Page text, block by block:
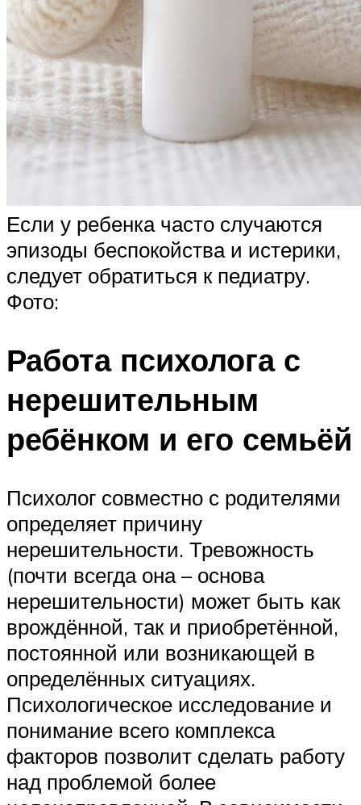
Если у ребенка часто случаются
эпизоды беспокойства и истерики,
следует обратиться к педиатру.
Фото:
Работа психолога с
нерешительным
ребёнком и его семьёй
Психолог совместно с родителями
определяет причину
нерешительности. Тревожность
(почти всегда она – основа
нерешительности) может быть как
врождённой, так и приобретённой,
постоянной или возникающей в
определённых ситуациях.
Психологическое исследование и
понимание всего комплекса
факторов позволит сделать работу
над проблемой более